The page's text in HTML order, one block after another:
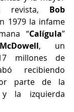
revista, Bob
1979 la infame
“Calígula”
, un
millones de
recibiendo
parte de la
y la izquierda